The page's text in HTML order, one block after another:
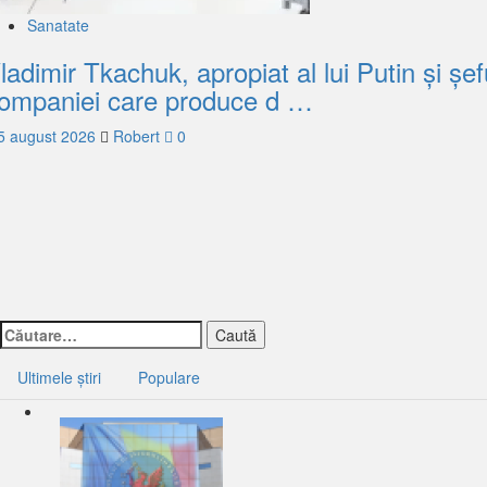
Sanatate
Tkachuk, apropiat al lui Putin și
care produce d …
august 2026 Robert 0
Caută
după:
Ultimele știri
Populare